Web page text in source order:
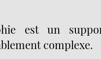
est un
complexe.